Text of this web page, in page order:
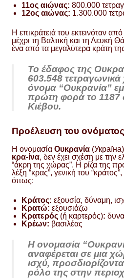
11ος αιώνας: 800.000
12ος αιώνας: 1.300.000
Η επικράτειά του εκτεινόταν
μέχρι τη Βαλτική και τη Λευκή
ένα από τα μεγαλύτερα κράτη
Το έδαφος της
603.548 τετραγωνικά
όνομα “Ουκρανία”
πρώτη φορά το 1187
Κιέβου.
Προέλευση του
Η ονομασία Ουκρανία
κρα-ίνα, δεν έχει σχέση με την
“άκρη της χώρας”. Η ρίζα της
λέξη “κρας”, γενική του
όπως:
Κράτος: εξουσία, δύναμη,
Κρατώ: εξουσιάζω
Κρατερός (ή καρτερός):
Κρέων: βασιλέας
Η ονομασία
αναφέρεται σε μια
ισχύ,
ρόλο της στην